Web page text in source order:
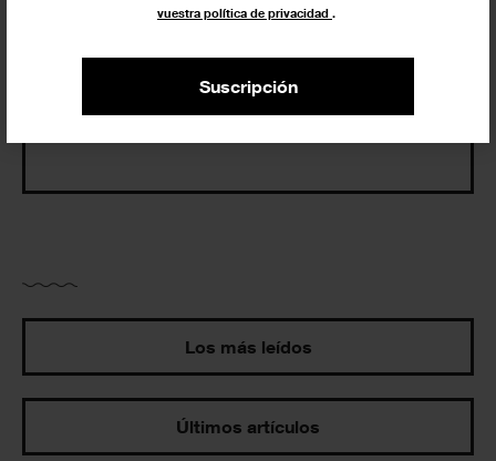
vuestra política de privacidad .
Suscripción
Buscar
Los más leídos
Últimos artículos